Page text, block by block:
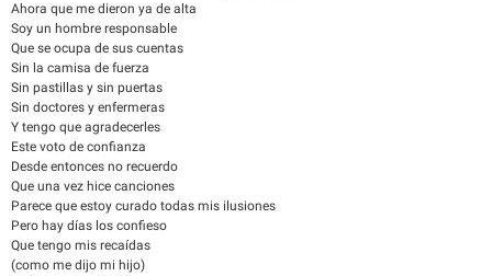
Ahora que me dieron ya de alta
Soy un hombre responsable
Que se ocupa de sus cuentas
Sin la camisa de fuerza
Sin pastillas y sin puertas
Sin doctores y enfermeras
Y tengo que agradecerles
Este voto de confianza
Desde entonces no recuerdo
Que una vez hice canciones
Parece que estoy curado todas mis ilusiones
Pero hay días los confieso
Que tengo mis recaídas
(como me dijo mi hijo)